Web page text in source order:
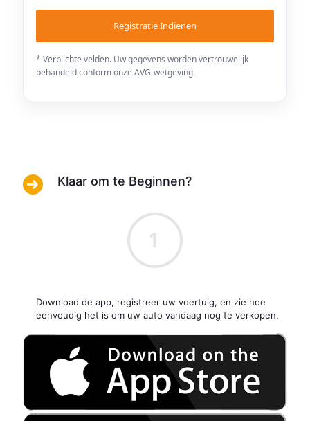
* Verplichte velden. Uw gegevens worden vertrouwelijk
behandeld conform onze AVG-wetgeving.
Klaar om te Beginnen?
Download de app, registreer uw voertuig, en zie hoe
eenvoudig het is om uw auto vandaag nog te verkopen.